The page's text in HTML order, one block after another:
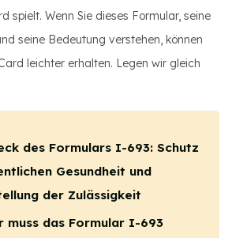
spielt. Wenn Sie dieses Formular, seine
seine Bedeutung verstehen, können
leichter erhalten. Legen wir gleich
des Formulars I-693: Schutz
Gesundheit und
der Zulässigkeit
muss das Formular I-693